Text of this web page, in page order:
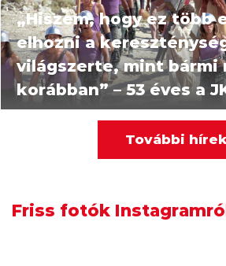
„Hiszem, hogy ez több
elhozni a
világszerte, mint bármi
korábban” – 53 éves a
2026.08.07. 08:00
Jön az utolsó
Chris Cornell eddig
További
Friss fotók Instagramról